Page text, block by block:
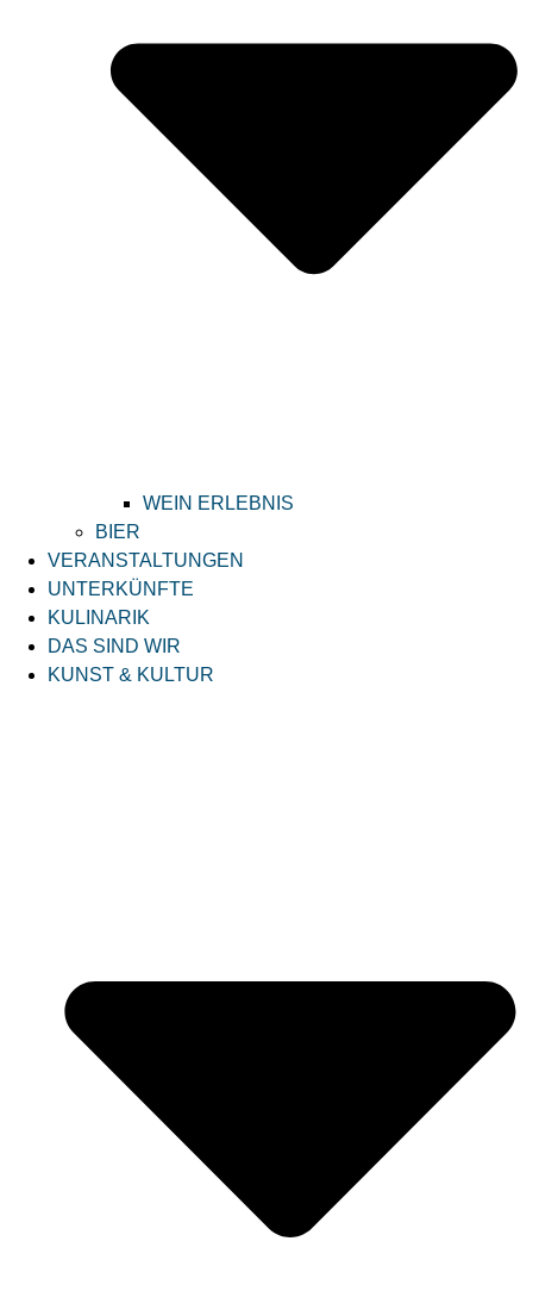
WEIN ERLEBNIS
BIER
VERANSTALTUNGEN
UNTERKÜNFTE
KULINARIK
DAS SIND WIR
KUNST & KULTUR